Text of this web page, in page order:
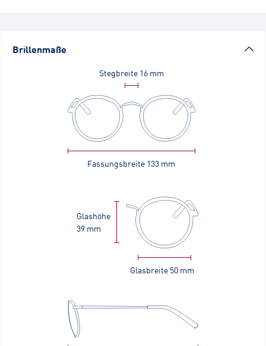
Brillenmaße
Stegbreite 16 mm
Fassungsbreite 133 mm
Glasbreite 50 mm
Glashöhe
39 mm